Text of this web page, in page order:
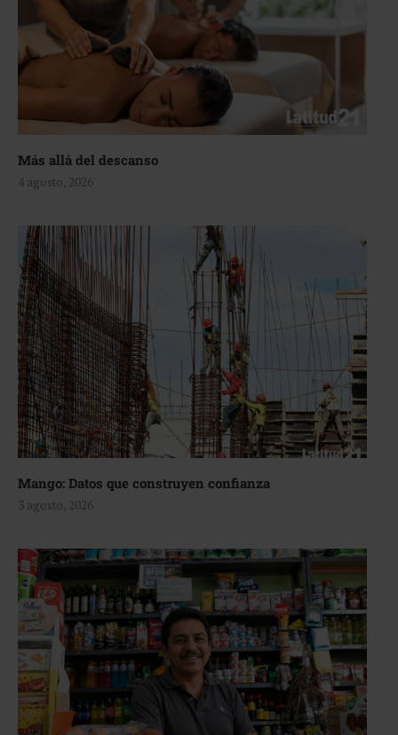
Más allá del descanso
4 agosto, 2026
Mango: Datos que construyen confianza
3 agosto, 2026